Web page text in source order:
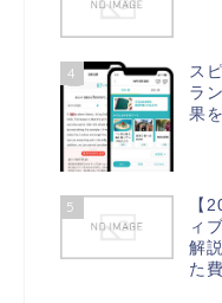
4
ス
ラ
果
5
【
ィ
解
た